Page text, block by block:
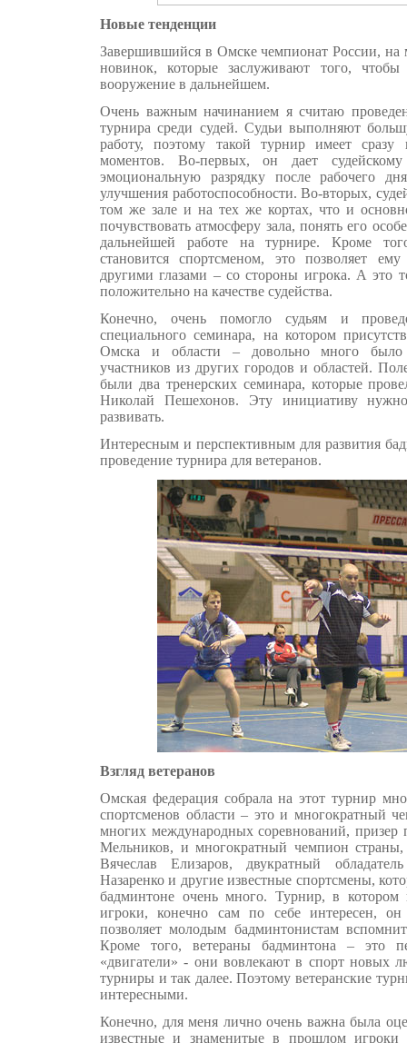
Новые тенденции
Завершившийся в Омске чемпионат России, на
новинок, которые заслуживают того,
вооружение в дальнейшем.
Очень важным начинанием я считаю
турнира среди судей. Судьи выполняют
работу, поэтому такой турнир имеет сразу
моментов. Во-первых, он дает
эмоциональную разрядку после рабочего
улучшения работоспособности. Во-вторых,
том же зале и на тех же кортах, что и
почувствовать атмосферу зала, понять его
дальнейшей работе на турнире. Кроме
становится спортсменом, это позволяет
другими глазами – со стороны игрока. А это
положительно на качестве судейства.
Конечно, очень помогло судьям и
специального семинара, на котором
Омска и области – довольно много было
участников из других городов и областей.
были два тренерских семинара, которые
Николай Пешехонов. Эту инициативу
развивать.
Интересным и перспективным для развития
проведение турнира для ветеранов.
Взгляд ветеранов
Омская федерация собрала на этот турнир
спортсменов области – это и многократный
многих международных соревнований, призер
Мельников, и многократный чемпион страны,
Вячеслав Елизаров, двукратный
Назаренко и другие известные спортсмены,
бадминтоне очень много. Турнир, в котором
игроки, конечно сам по себе интересен, он
позволяет молодым бадминтонистам
Кроме того, ветераны бадминтона – это
«двигатели» - они вовлекают в спорт новых
турниры и так далее. Поэтому ветеранские
интересными.
Конечно, для меня лично очень важна была
известные и знаменитые в прошлом